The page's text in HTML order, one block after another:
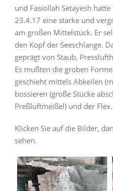
und Fasiollah Setayesh
23.4.17 eine starke und
am großen Mittelstück. Er
den Kopf der Seeschlange.
geprägt von Staub,
Es mußten die groben
geschieht mittels Abkeilen
bossieren (große Stücke
Preßluftmeißel) und der Flex.
Klicken Sie auf die Bilder,
sehen.